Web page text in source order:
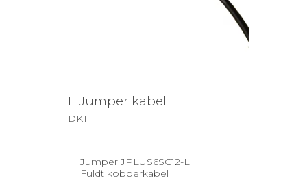
F Jumper kabel
DKT
Jumper JPLUS6SC12-L
Fuldt kobberkabel